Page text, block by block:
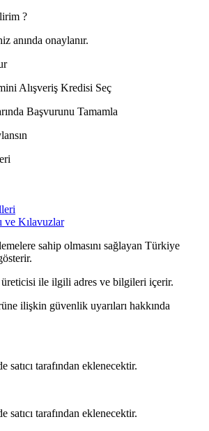
?
anında onaylanır.
Alışveriş Kredisi Seç
Başvurunu Tamamla
ve Kılavuzlar
sahip olmasını sağlayan Türkiye
ile ilgili adres ve bilgileri içerir.
ilişkin güvenlik uyarıları hakkında
satıcı tarafından eklenecektir.
satıcı tarafından eklenecektir.